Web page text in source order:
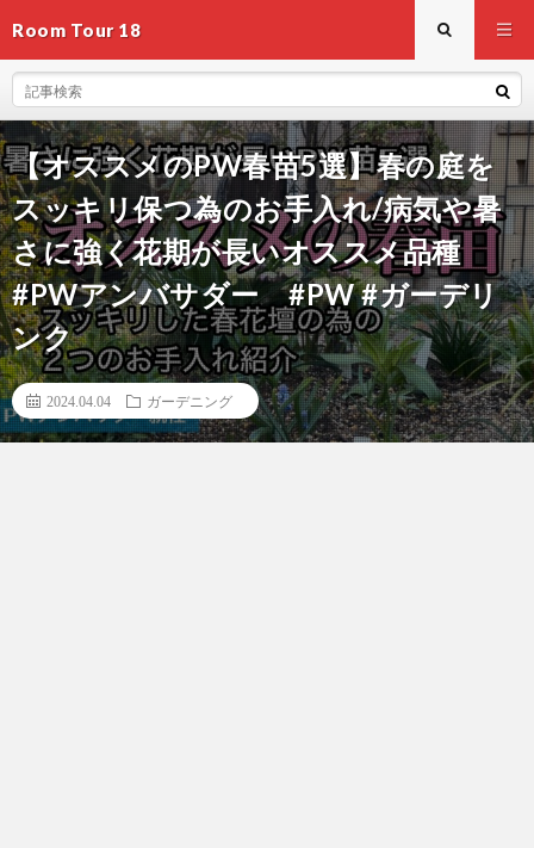
Room Tour 18
【オススメのPW春苗5選】春の庭を
スッキリ保つ為のお手入れ/病気や暑
さに強く花期が長いオススメ品種
#PWアンバサダー #PW #ガーデリ
ンク
2024.04.04 ガーデニング